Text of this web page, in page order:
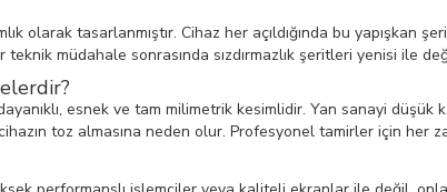
olarak tasarlanmıştır. Cihaz her açıldığında bu yapışkan
müdahale sonrasında sızdırmazlık şeritleri yenisi ile
esnek ve tam milimetrik kesimlidir. Yan sanayi
toz almasına neden olur. Profesyonel tamirler için